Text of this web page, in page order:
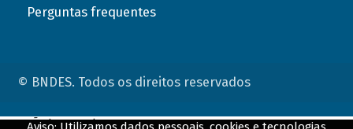
Perguntas frequentes
© BNDES. Todos os direitos reservados
ConteÃºdo complementar